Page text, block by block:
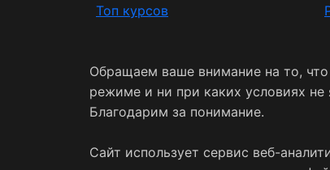
Топ курсов
Обращаем ваше внимание на то,
режиме и ни при каких условиях не
Благодарим за понимание.
Сайт использует сервис веб-